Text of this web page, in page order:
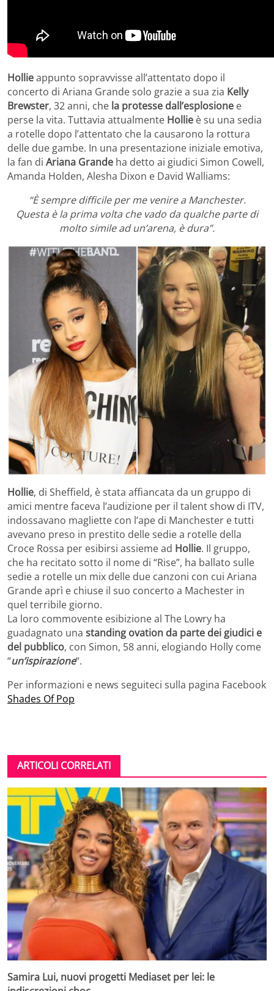
Hollieappunto sopravvisse all’attentato dopo il
concerto di Ariana Grande solo grazie a sua zia Kelly
Brewster, 32 anni, che la protesse dall’esplosione e
perse la vita. Tuttavia attualmente Hollie è su una sedia
a rotelle dopo l’attentato che la causarono la rottura
delle due gambe. In una presentazione iniziale emotiva,
la fan di Ariana Grande ha detto ai giudici Simon Cowell,
Amanda Holden, Alesha Dixon e David Walliams:
“È sempre difficile per me venire a Manchester.
Questa è la prima volta che vado da qualche parte di
molto simile ad un’arena, è dura”.
Hollie, di Sheffield, è stata affiancata da un gruppo di
amici mentre faceva l’audizione per il talent show di ITV,
indossavano magliette con l’ape di Manchester e tutti
avevano preso in prestito delle sedie a rotelle della
Croce Rossa per esibirsi assieme ad Hollie. Il gruppo,
che ha recitato sotto il nome di “Rise”, ha ballato sulle
sedie a rotelle un mix delle due canzoni con cui Ariana
Grande aprì e chiuse il suo concerto a Machester in
quel terribile giorno.
La loro commovente esibizione al The Lowry ha
guadagnato una standing ovation da parte dei giudici e
del pubblico, con Simon, 58 anni, elogiando Holly come
“un’ispirazione“.
Per informazioni e news seguiteci sulla pagina Facebook
Shades Of Pop
ARTICOLI CORRELATI
Samira Lui, nuovi progetti Mediaset per lei: le